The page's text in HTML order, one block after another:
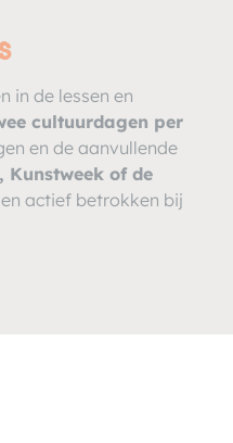
in de lessen en
cultuurdagen per
en de aanvullende
Kunstweek of de
actief betrokken bij